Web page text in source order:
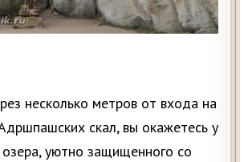
несколько метров от входа на
скал, вы окажетесь у
уютно защищенного со